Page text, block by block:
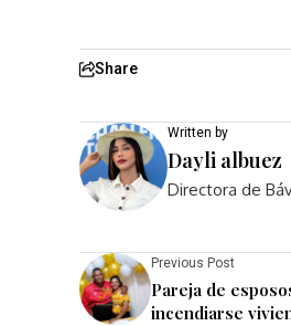
Share
Written by
Dayli albuez
Directora de
Previous Post
Pareja de
incendiarse